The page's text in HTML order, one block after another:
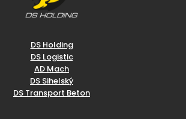
DS Holding
DS Logistic
AD Mach
DS Sihelský
DS Transport Beton